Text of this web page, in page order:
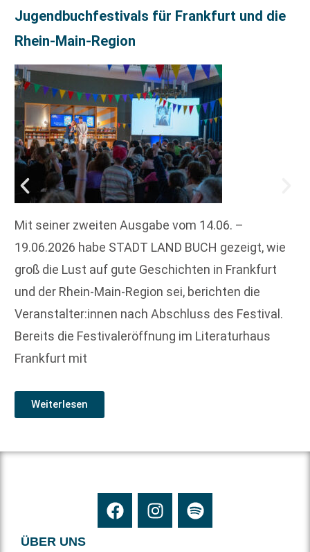
Jugendbuchfestivals für Frankfurt und die
Rhein-Main-Region
Mit seiner zweiten Ausgabe vom 14.06. –
19.06.2026 habe STADT LAND BUCH gezeigt, wie
groß die Lust auf gute Geschichten in Frankfurt
und der Rhein-Main-Region sei, berichten die
Veranstalter:innen nach Abschluss des Festival.
Bereits die Festivaleröffnung im Literaturhaus
Frankfurt mit
Weiterlesen
ÜBER UNS